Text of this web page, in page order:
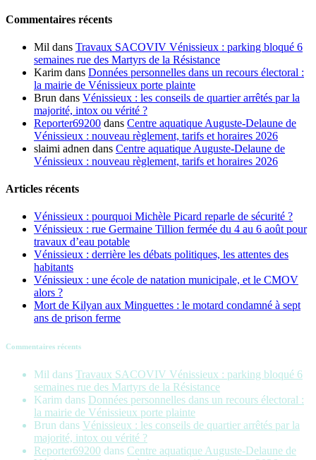
Commentaires récents
Mil dans Travaux SACOVIV Vénissieux : parking bloqué 6
semaines rue des Martyrs de la Résistance
Karim dans Données personnelles dans un recours électoral :
la mairie de Vénissieux porte plainte
Brun dans Vénissieux : les conseils de quartier arrêtés par la
majorité, intox ou vérité ?
Reporter69200 dans Centre aquatique Auguste-Delaune de
Vénissieux : nouveau règlement, tarifs et horaires 2026
slaimi adnen dans Centre aquatique Auguste-Delaune de
Vénissieux : nouveau règlement, tarifs et horaires 2026
Articles récents
Vénissieux : pourquoi Michèle Picard reparle de sécurité ?
Vénissieux : rue Germaine Tillion fermée du 4 au 6 août pour
travaux d’eau potable
Vénissieux : derrière les débats politiques, les attentes des
habitants
Vénissieux : une école de natation municipale, et le CMOV
alors ?
Mort de Kilyan aux Minguettes : le motard condamné à sept
ans de prison ferme
Commentaires récents
Mil dans Travaux SACOVIV Vénissieux : parking bloqué 6
semaines rue des Martyrs de la Résistance
Karim dans Données personnelles dans un recours électoral :
la mairie de Vénissieux porte plainte
Brun dans Vénissieux : les conseils de quartier arrêtés par la
majorité, intox ou vérité ?
Reporter69200 dans Centre aquatique Auguste-Delaune de